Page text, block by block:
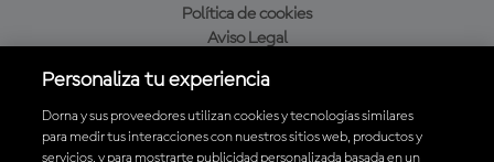
Política de cookies
Aviso Legal
Política de compra
Personaliza tu experiencia
Dorna y sus proveedores utilizan cookies y tecnologías similares
para medir tus interacciones con nuestros sitios web, productos y
servicios, y para mostrarte publicidad personalizada basada en un